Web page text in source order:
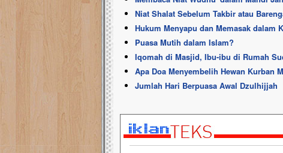
Niat Shalat Sebelum Takbir atau
Hukum Menyapu dan Memasak dalam
Puasa Mutih dalam Islam?
Iqomah di Masjid, Ibu-ibu di Rumah
Apa Doa Menyembelih Hewan Kurban
Jumlah Hari Berpuasa Awal Dzulhijjah